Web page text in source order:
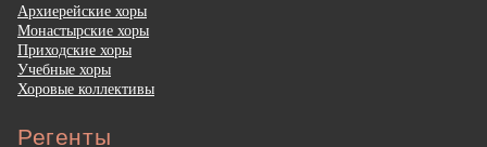
Архиерейские хоры
Монастырские хоры
Приходские хоры
Учебные хоры
Хоровые коллективы
Регенты